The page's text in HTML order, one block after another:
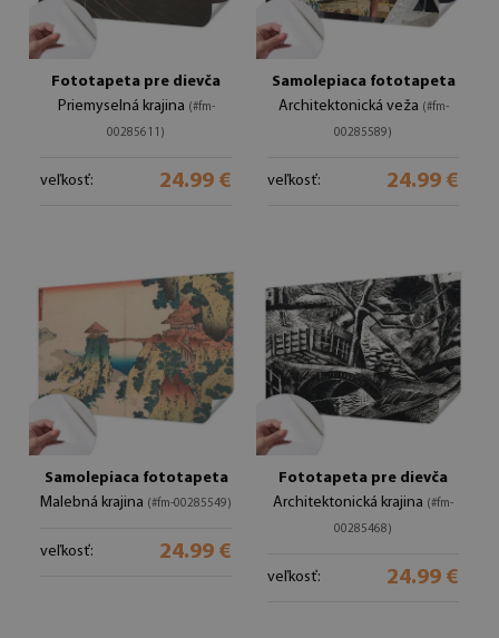
Fototapeta pre dievča
Priemyselná krajina (#fm-
00285611)
veľkosť: 24.99 €
Samolepiaca fototapeta
Architektonická veža (#fm-
00285589)
veľkosť: 24.99 €
Samolepiaca fototapeta
Malebná krajina (#fm-00285549)
veľkosť: 24.99 €
Fototapeta pre dievča
Architektonická krajina (#fm-
00285468)
veľkosť: 24.99 €